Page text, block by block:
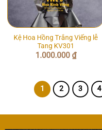
Kệ Hoa Hồng Trắng Viếng lễ
Tang KV301
1.000.000 ₫
1 2 3 4